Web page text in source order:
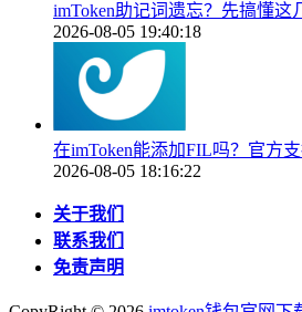
imToken助记词遗忘？先搞懂这
2026-08-05 19:40:18
在imToken能添加FIL吗？官方
2026-08-05 18:16:22
关于我们
联系我们
免责声明